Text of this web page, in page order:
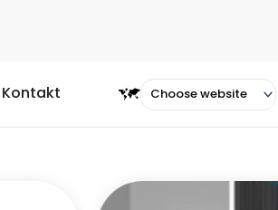
Kontakt